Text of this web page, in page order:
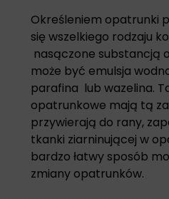
Określeniem opatrunki
się wszelkiego rodzaju
nasączone substancją
może być emulsja
parafina lub wazelina.
opatrunkowe mają tą
przywierają do rany,
tkanki ziarninującej w
bardzo łatwy sposób
zmiany opatrunków.